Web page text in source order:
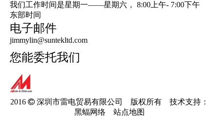
我们工作时间是星期一——星期六， 8:00上午- 7:00下午
东部时间
电子邮件
jimmylin@suntekltd.com
您能委托我们
2016  深圳市雷电贸易有限公司 版权所有 技术支持：
黑蝠网络
站点地图